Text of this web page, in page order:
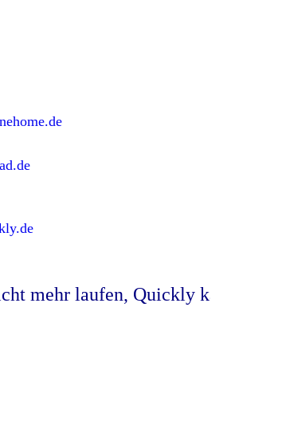
mehr laufen, Quickly kaufen!"